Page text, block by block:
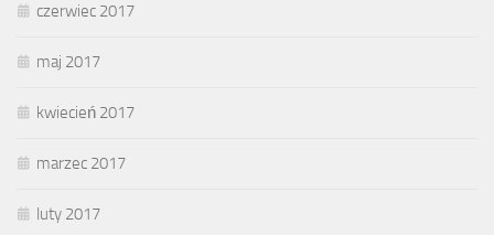
czerwiec 2017
maj 2017
kwiecień 2017
marzec 2017
luty 2017